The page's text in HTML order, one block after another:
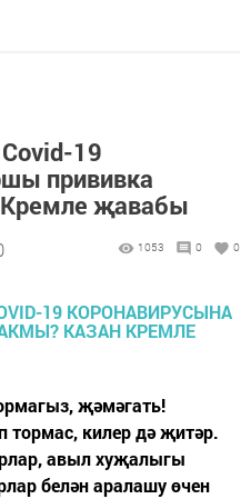
19
прививка
җавабы
1053 0 0
җәмәгать!
тормас, килер дә җитәр.
авыл хуҗалыгы
белән аралашу өчен